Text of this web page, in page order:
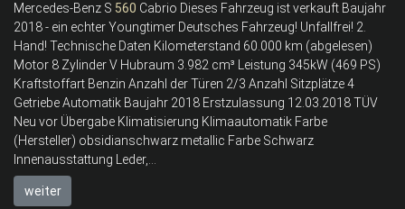
Mercedes-Benz S 560 Cabrio Dieses Fahrzeug ist verkauft Baujahr
2018 - ein echter Youngtimer Deutsches Fahrzeug! Unfallfrei! 2.
Hand! Technische Daten Kilometerstand 60.000 km (abgelesen)
Motor 8 Zylinder V Hubraum 3.982 cm³ Leistung 345kW (469 PS)
Kraftstoffart Benzin Anzahl der Türen 2/3 Anzahl Sitzplätze 4
Getriebe Automatik Baujahr 2018 Erstzulassung 12.03.2018 TÜV
Neu vor Übergabe Klimatisierung Klimaautomatik Farbe
(Hersteller) obsidianschwarz metallic Farbe Schwarz
Innenausstattung Leder,...
weiter